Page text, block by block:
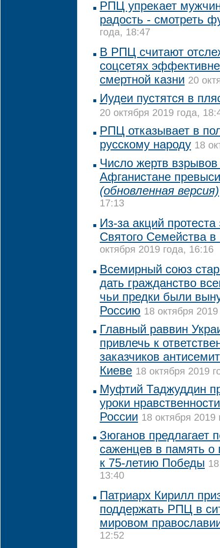
РПЦ упрекает
радость - смотреть
года, 18:47
В РПЦ считают
соцсетях
смертной казни 20
Иудеи пустятся в
20 октября 2019 года,
РПЦ отказывает в
русскому народу 18
Число жертв
Афганистане
(обновленная версия)
17:13
Из-за акций
Святого Семейства
октября 2019 года, 16:16
Всемирный союз
дать гражданство
чьи предки были
Россию 18 октября
Главный раввин
привлечь к
заказчиков
Киеве 18 октября 2019
Муфтий Таджуддин
уроки
России 18 октября 2019
Зюганов предлагает
саженцев в память о
к 75-летию Победы
13:40
Патриарх Кирилл
поддержать РПЦ в
мировом
12:52